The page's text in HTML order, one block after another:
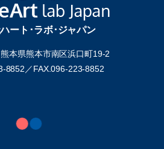
ート･ラボ･ジャパン
本県熊本市南区浜口町19-2
8852／FAX.096-223-8852